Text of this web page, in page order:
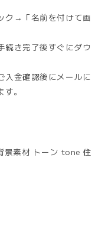
ク→「名前を付けて画
続き完了後すぐにダウ
入金確認後にメールに
。
景素材 トーン tone 住